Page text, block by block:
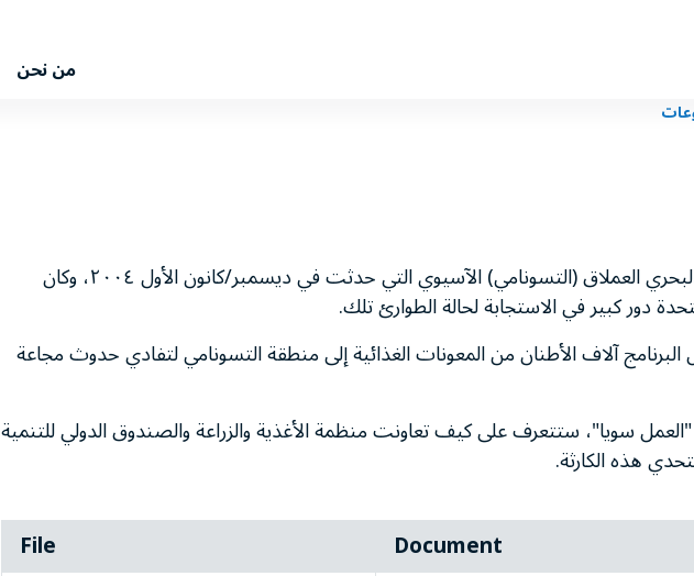
من نحن
لقد مر عام كامل على كارثة المّد البحري العملاق (التسونامي) الآسيوي التي حدثت في ديسمبر/كانون الأول ٢٠٠٤، وكان
دور كبير في الاستجابة لحالة الطوارئ تلك.
البرنامج آلاف الأطنان من المعونات الغذائية إلى منطقة التسونامي لتفادي حدوث مجاعة
سويا"، ستتعرف على كيف تعاونت منظمة الأغذية والزراعة والصندوق الدولي للتنمية
هذه الكارثة.
Document
File